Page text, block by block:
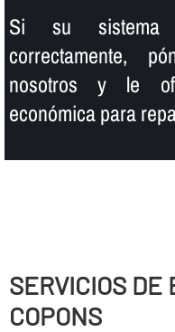
Si su sistema
correctamente,
nosotros y le
económica para
SERVICIOS DE
COPONS